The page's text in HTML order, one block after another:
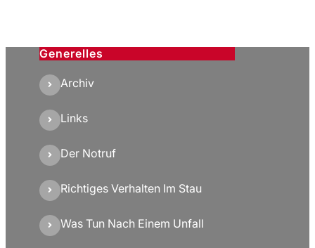
Generelles
Archiv
Links
Der Notruf
Richtiges Verhalten Im Stau
Was Tun Nach Einem Unfall